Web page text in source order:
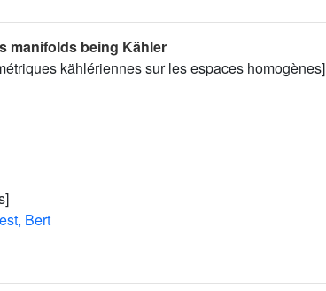
manifolds being Kähler
kählériennes sur les espaces homogènes]
Bert